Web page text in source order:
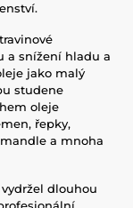
a snížení hladu a
jako malý
studene
oleje
řepky,
a mnoha
dlouhou